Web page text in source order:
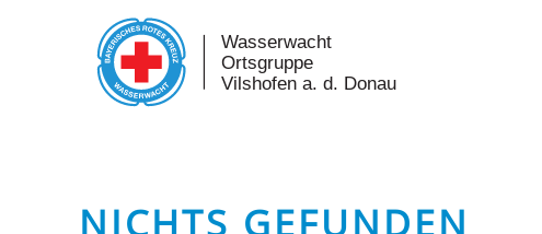
Skip to main content
NICHTS GEFUNDEN